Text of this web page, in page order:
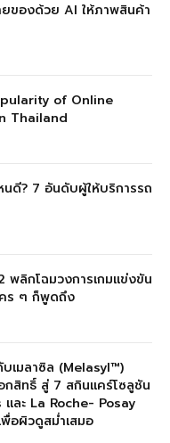
ของด้วย AI ให้ภาพสินค้า
of Online
Thailand
นดี? 7 อันดับผู้ให้บริการรถ
ลิกโฉมวงการเกมแข่งขัน
คร ๆ ก็พูดถึง
เมลาซิล (Melasyl™)
กสิทธิ์ สู่ 7 สกินแคร์โซลูชัน
ละ La Roche- Posay
อผิวดูสม่ำเสมอ